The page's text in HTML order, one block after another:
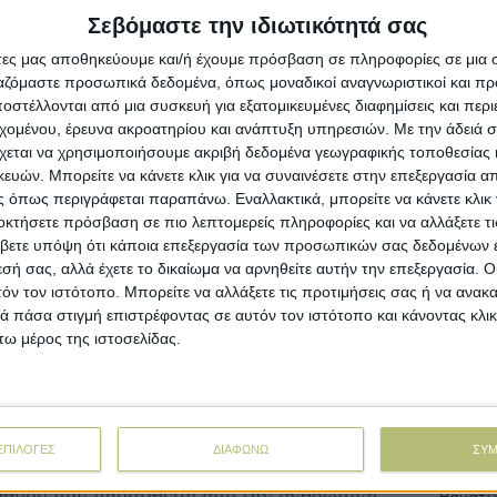
Σεβόμαστε την ιδιωτικότητά σας
μας αποθηκεύουμε και/ή έχουμε πρόσβαση σε πληροφορίες σε
προσωπικά δεδομένα, όπως μοναδικοί αναγνωριστικοί και
από μια συσκευή για εξατομικευμένες διαφημίσεις και
έρευνα ακροατηρίου και ανάπτυξη υπηρεσιών. Με την άδειά
να χρησιμοποιήσουμε ακριβή δεδομένα γεωγραφικής τοποθεσίας
Μπορείτε να κάνετε κλικ για να συναινέσετε στην επεξεργασία
περιγράφεται παραπάνω. Εναλλακτικά, μπορείτε να κάνετε κλικ
πρόσβαση σε πιο λεπτομερείς πληροφορίες και να αλλάξετε
υπόψη ότι κάποια επεξεργασία των προσωπικών σας δεδομένων
σας, αλλά έχετε το δικαίωμα να αρνηθείτε αυτήν την επεξεργασία.
τον ιστότοπο. Μπορείτε να αλλάξετε τις προτιμήσεις σας ή να
στιγμή επιστρέφοντας σε αυτόν τον ιστότοπο και κάνοντας
μέρος της ιστοσελίδας.
ΔΙΑΦΩΝΩ
της πενταετίας να το ξεπεράσει. Πριν από
να περάσουμε το φράγμα των 1,5°C
Το 2023 ωστόσο καταγράφηκε ήδη ένα
Μετεωρολογικού Γραφείου Άνταμ
τονίζουν ότι η πιθανότητα να φτάσουμε
Παρόλο που το 2024 αναμένεται να
Συμφωνία του Παρισιού αναφέρεται σε
όπως σημειώνει ο Κρις Χιουιτ από τον
Οργανισμό, η μέση αύξηση από τα μέσα
στους 1,4°C.
θερμοκρασίας σημαίνει περισσότερα
πιο ισχυροί τυφώνες, μεγαλύτερες
τονίζει η Νατάλι Μαχόουαλντ από το
σε περισσότερες χαμένες
από το Ινστιτούτο του Potsdam προσθέτει
Πληρωμές
το
Με
Σε